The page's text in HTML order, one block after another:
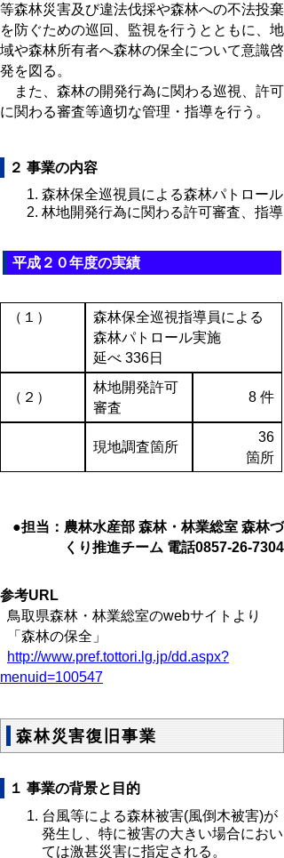
等森林災害及び違法伐採や森林への不法投棄
を防ぐための巡回、監視を行うとともに、地
域や森林所有者へ森林の保全について意識啓
発を図る。
また、森林の開発行為に関わる巡視、許可
に関わる審査等適切な管理・指導を行う。
２ 事業の内容
森林保全巡視員による森林パトロール
林地開発行為に関わる許可審査、指導
平成２０年度の実績
（１）
森林保全巡視指導員による
森林パトロール実施
延べ 336日
（２）
林地開発許可
審査
8 件
現地調査箇所
36
箇所
●担当：農林水産部 森林・林業総室 森林づ
くり推進チーム 電話0857-26-7304
参考URL
鳥取県森林・林業総室のwebサイトより
「森林の保全」
http://www.pref.tottori.lg.jp/dd.aspx?
menuid=100547
森林災害復旧事業
１ 事業の背景と目的
台風等による森林被害(風倒木被害)が
発生し、特に被害の大きい場合におい
ては激甚災害に指定される。